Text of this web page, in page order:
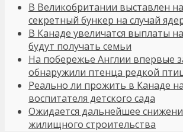
В Великобритании выставлен
секретный бункер на случай
В Канаде увеличатся выплаты
будут получать семьи
На побережье Англии впервые
обнаружили птенца редкой
Реально ли прожить в Канаде
воспитателя детского сада
Ожидается дальнейшее
жилищного строительства